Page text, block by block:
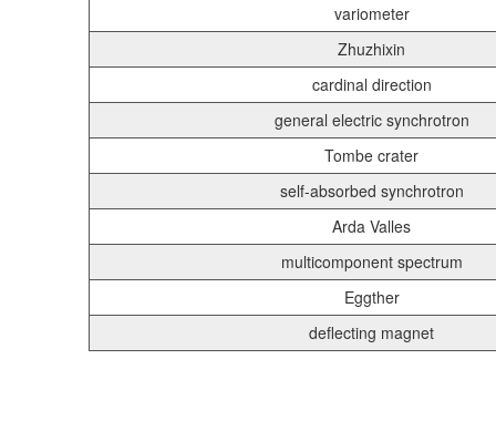
variometer
Zhuzhixin
cardinal direction
general electric synchrotron
Tombe crater
self-absorbed synchrotron
Arda Valles
multicomponent spectrum
Eggther
deflecting magnet